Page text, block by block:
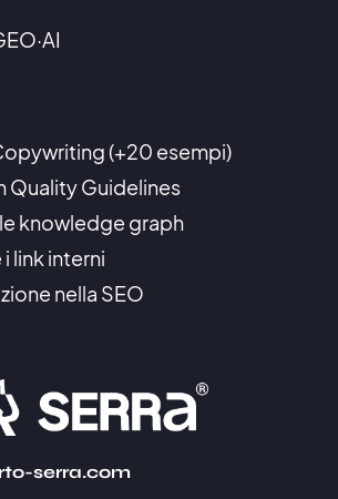
(+20 esempi)
Quality Guidelines
knowledge graph
link interni
nella SEO
serra.com